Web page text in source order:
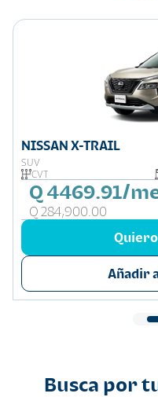
NISSAN X-TRAIL
SUV
CVT
Q 4469.91/
Q 284,900.00
Añadir
Busca por